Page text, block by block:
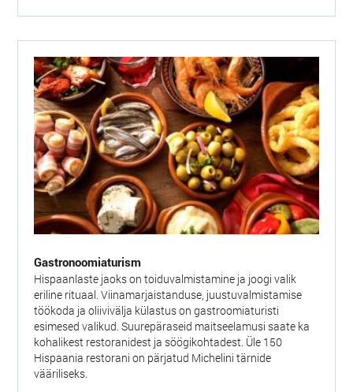
Gastronoomiaturism
Hispaanlaste jaoks on toiduvalmistamine ja joogi valik
eriline rituaal. Viinamarjaistanduse, juustuvalmistamise
töökoda ja oliivivälja külastus on gastroomiaturisti
esimesed valikud. Suurepäraseid maitseelamusi saate ka
kohalikest restoranidest ja söögikohtadest. Üle 150
Hispaania restorani on pärjatud Michelini tärnide
vääriliseks.